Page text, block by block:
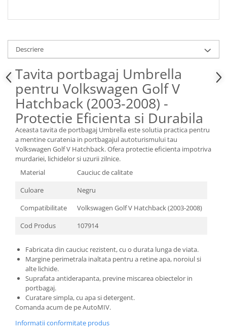
Lubrifianti si Spray-uri de Curatare
Curatare si Detailing Interior
Vopsitorie, Chituri si Adezivi
Curatare si Detailing Exterior
Articole Auto Sezoniere
Produse de Iarna
Cabluri Pornire
Produse de Vara
Blog
Descriere
Tavita portbagaj Umbrella
pentru Volkswagen Golf V
Hatchback (2003-2008) -
Protectie Eficienta si Durabila
Aceasta tavita de portbagaj Umbrella este solutia practica pentru
a mentine curatenia in portbagajul autoturismului tau
Volkswagen Golf V Hatchback. Ofera protectie eficienta impotriva
murdariei, lichidelor si uzurii zilnice.
Material
Cauciuc de calitate
Culoare
Negru
Compatibilitate
Volkswagen Golf V Hatchback (2003-2008)
Cod Produs
107914
Fabricata din cauciuc rezistent, cu o durata lunga de viata.
Margine perimetrala inaltata pentru a retine apa, noroiul si
alte lichide.
Suprafata antiderapanta, previne miscarea obiectelor in
portbagaj.
Curatare simpla, cu apa si detergent.
Comanda acum de pe AutoMIV.
Informatii conformitate produs